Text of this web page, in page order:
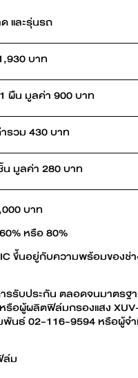
และรุ่นรถ
บาท
ผืน มูลค่า 900 บาท
รวม 430 บาท
มูลค่า 280 บาท
บาท
หรือ 80%
ขึ้นอยู่กับความพร้อมของช่
ารรับประกัน ตลอดจนมาตร
รือผู้ผลิตฟิล์มกรองแสง
นธ์ 02-116-9594 หรือผู้จ
ล์ม